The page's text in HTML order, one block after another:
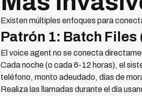
Existen múltiples enfoques para
Patrón 1: Batch
El voice agent no se conecta
Cada noche (o cada 6-12 horas), el
teléfono, monto adeudado, días de
Realiza las llamadas durante el día